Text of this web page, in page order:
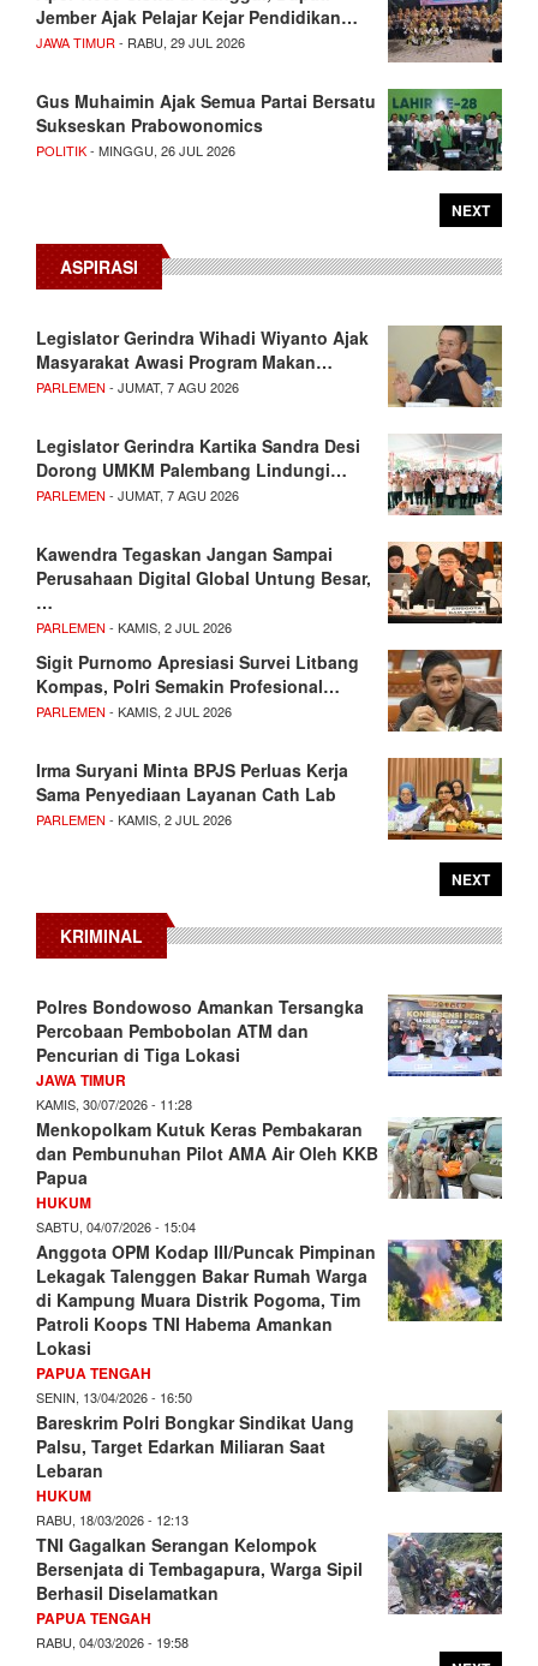
Jember Ajak Pelajar Kejar Pendidikan…
JAWA TIMUR - RABU, 29 JUL 2026
Gus Muhaimin Ajak Semua Partai Bersatu
Sukseskan Prabowonomics
POLITIK- MINGGU, 26 JUL 2026
NEXT
ASPIRASI
Legislator Gerindra Wihadi Wiyanto Ajak
Masyarakat Awasi Program Makan…
PARLEMEN - JUMAT, 7 AGU 2026
Legislator Gerindra Kartika Sandra Desi
Dorong UMKM Palembang Lindungi…
PARLEMEN - JUMAT, 7 AGU 2026
Kawendra Tegaskan Jangan Sampai
Perusahaan Digital Global Untung Besar,
…
PARLEMEN - KAMIS, 2 JUL 2026
Sigit Purnomo Apresiasi Survei Litbang
Kompas, Polri Semakin Profesional…
PARLEMEN - KAMIS, 2 JUL 2026
Irma Suryani Minta BPJS Perluas Kerja
Sama Penyediaan Layanan Cath Lab
PARLEMEN - KAMIS, 2 JUL 2026
NEXT
KRIMINAL
Polres Bondowoso Amankan Tersangka
Percobaan Pembobolan ATM dan
Pencurian di Tiga Lokasi
JAWA TIMUR
KAMIS, 30/07/2026 - 11:28
Menkopolkam Kutuk Keras Pembakaran
dan Pembunuhan Pilot AMA Air Oleh KKB
Papua
HUKUM
SABTU, 04/07/2026 - 15:04
Anggota OPM Kodap III/Puncak Pimpinan
Lekagak Talenggen Bakar Rumah Warga
di Kampung Muara Distrik Pogoma, Tim
Patroli Koops TNI Habema Amankan
Lokasi
PAPUA TENGAH
SENIN, 13/04/2026 - 16:50
Bareskrim Polri Bongkar Sindikat Uang
Palsu, Target Edarkan Miliaran Saat
Lebaran
HUKUM
RABU, 18/03/2026 - 12:13
TNI Gagalkan Serangan Kelompok
Bersenjata di Tembagapura, Warga Sipil
Berhasil Diselamatkan
PAPUA TENGAH
RABU, 04/03/2026 - 19:58